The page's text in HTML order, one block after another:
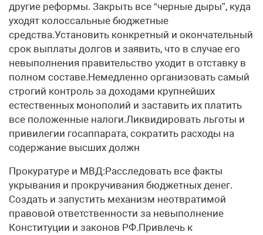
другие реформы. Закрыть все “черные дыры”, куда
уходят колоссальные бюджетные
средства.Установить конкретный и окончательный
срок выплаты долгов и заявить, что в случае его
невыполнения правительство уходит в отставку в
полном составе.Немедленно организовать самый
строгий контроль за доходами крупнейших
естественных монополий и заставить их платить
все положенные налоги.Ликвидировать льготы и
привилегии госаппарата, сократить расходы на
содержание высших должн
Прокуратуре и МВД:Расследовать все факты
укрывания и прокручивания бюджетных денег.
Создать и запустить механизм неотвратимой
правовой ответственности за невыполнение
Конституции и законов РФ.Привлечь к